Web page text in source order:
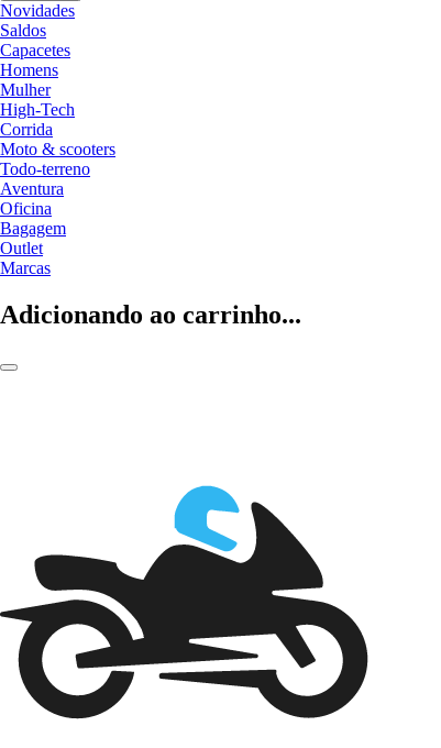
Novidades
Saldos
Capacetes
Homens
Mulher
High-Tech
Corrida
Moto & scooters
Todo-terreno
Aventura
Oficina
Bagagem
Outlet
Marcas
Adicionando ao carrinho...